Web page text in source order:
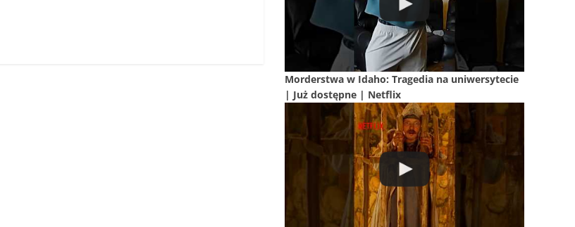
Morderstwa w Idaho: Tragedia na uniwersytecie
| Już dostępne | Netflix